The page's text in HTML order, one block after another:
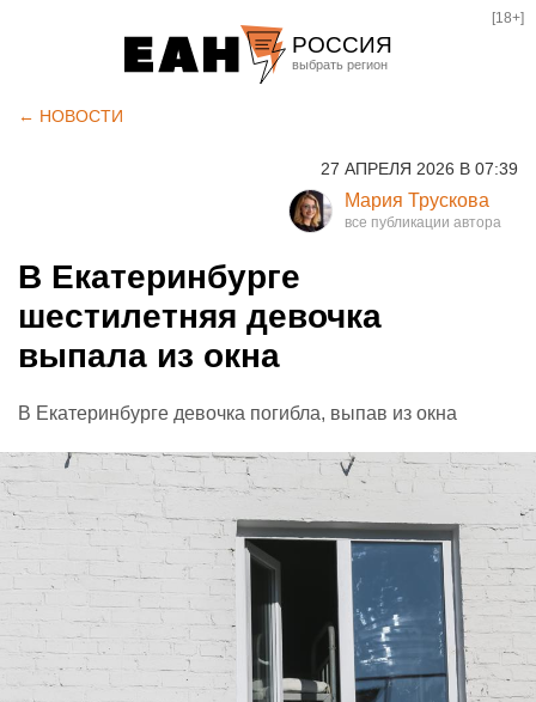
РОССИЯ
Курган
Оренбург
[18+]
← НОВОСТИ
27 АПРЕЛЯ 2026 В 07:39
Мария Трускова
В Екатеринбурге
шестилетняя девочка
выпала из окна
В Екатеринбурге девочка погибла, выпав из окна